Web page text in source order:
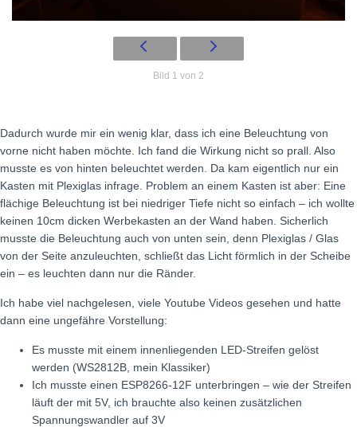
Bild 1 von 2
Dadurch wurde mir ein wenig klar, dass ich eine Beleuchtung von
vorne nicht haben möchte. Ich fand die Wirkung nicht so prall. Also
musste es von hinten beleuchtet werden. Da kam eigentlich nur ein
Kasten mit Plexiglas infrage. Problem an einem Kasten ist aber: Eine
flächige Beleuchtung ist bei niedriger Tiefe nicht so einfach – ich wollte
keinen 10cm dicken Werbekasten an der Wand haben. Sicherlich
musste die Beleuchtung auch von unten sein, denn Plexiglas / Glas
von der Seite anzuleuchten, schließt das Licht förmlich in der Scheibe
ein – es leuchten dann nur die Ränder.
Ich habe viel nachgelesen, viele Youtube Videos gesehen und hatte
dann eine ungefähre Vorstellung:
Es musste mit einem innenliegenden LED-Streifen gelöst
werden (WS2812B, mein Klassiker)
Ich musste einen ESP8266-12F unterbringen – wie der Streifen
läuft der mit 5V, ich brauchte also keinen zusätzlichen
Spannungswandler auf 3V